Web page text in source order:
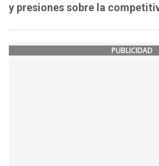
y presiones sobre la
PUBLICIDAD